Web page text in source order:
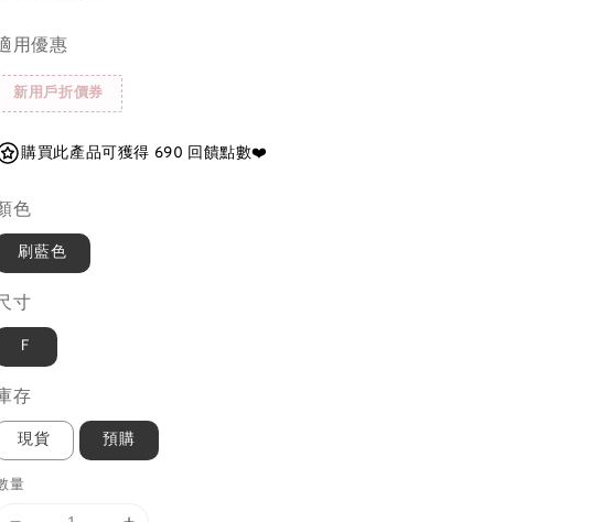
用優惠
新用戶折價券
購買此產品可獲得 690 回饋點數❤️
色
刷藍色
寸
Ｆ
存
現貨 預購
量